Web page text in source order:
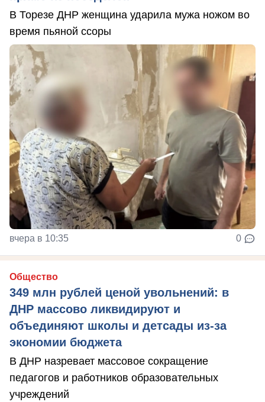
В Торезе ДНР женщина ударила мужа ножом во
время пьяной ссоры
вчера в 10:35 0
Общество
349 млн рублей ценой увольнений: в
ДНР массово ликвидируют и
объединяют школы и детсады из-за
экономии бюджета
В ДНР назревает массовое сокращение
педагогов и работников образовательных
учреждений